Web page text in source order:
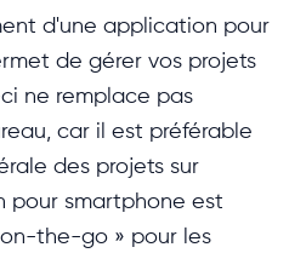
d'une application pour
de gérer vos projets
ne remplace pas
car il est préférable
des projets sur
pour smartphone est
the-go » pour les